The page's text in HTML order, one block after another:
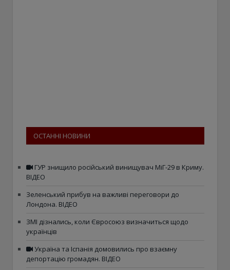
ОСТАННІ НОВИНИ
ГУР знищило російський винищувач МіГ-29 в Криму.
ВІДЕО
Зеленський прибув на важливі переговори до
Лондона. ВІДЕО
ЗМІ дізнались, коли Євросоюз визначиться щодо
українців
Україна та Іспанія домовились про взаємну
депортацію громадян. ВІДЕО